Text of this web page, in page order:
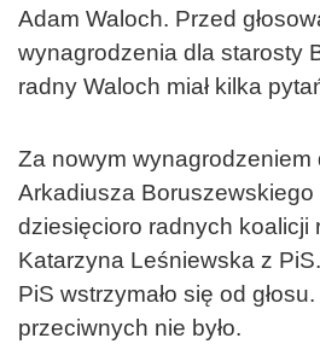
Adam Waloch. Przed
wynagrodzenia dla starosty
radny Waloch miał kilka
Za nowym wynagrodzeniem
Arkadiusza Boruszewskiego
dziesięcioro radnych koalicji
Katarzyna Leśniewska z
PiS wstrzymało się od głosu.
przeciwnych nie było.